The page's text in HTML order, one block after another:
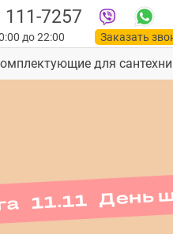
111-7257
до 22:00
Заказать
для
11.11